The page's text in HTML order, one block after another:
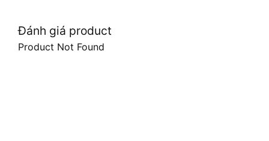
Đánh giá product
Product Not Found